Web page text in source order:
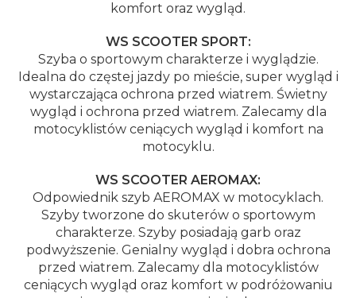
komfort oraz wygląd.
WS SCOOTER SPORT:
Szyba o sportowym charakterze i wyglądzie.
Idealna do częstej jazdy po mieście, super wygląd i
wystarczająca ochrona przed wiatrem. Świetny
wygląd i ochrona przed wiatrem. Zalecamy dla
motocyklistów ceniących wygląd i komfort na
motocyklu.
WS SCOOTER AEROMAX:
Odpowiednik szyb AEROMAX w motocyklach.
Szyby tworzone do skuterów o sportowym
charakterze. Szyby posiadają garb oraz
podwyższenie. Genialny wygląd i dobra ochrona
przed wiatrem. Zalecamy dla motocyklistów
ceniących wygląd oraz komfort w podróżowaniu